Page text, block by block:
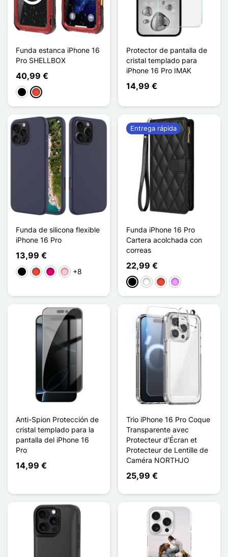
Funda estanca iPhone 16
Pro SHELLBOX
40,99 €
Negro
Rojo
Protector de pantalla de
cristal templado para
iPhone 16 Pro IMAK
14,99 €
Funda de silicona flexible
iPhone 16 Pro
13,99 €
NegroRojoMagenta
Rosa+8
Funda iPhone 16 Pro
Cartera acolchada con
correas
22,99 €
NegroBlancoRojoMorado claro
Entrega rápida
Anti-Spion Protección de
cristal templado para la
pantalla del iPhone 16
Pro
14,99 €
Trio iPhone 16 Pro Coque
Transparente avec
Protecteur d'Écran et
Protecteur de Lentille de
Caméra NORTHJO
25,99 €